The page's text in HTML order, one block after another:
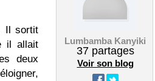
Il sortit
il allait
deux
Lumbamba Kanyiki
37partages
Voir son blog